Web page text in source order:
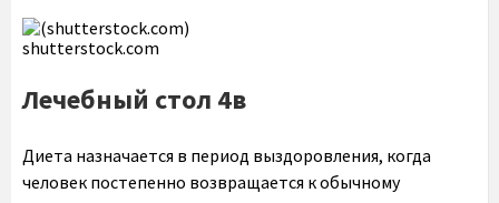
shutterstock.com
Лечебный стол 4в
Диета назначается в период выздоровления, когда
человек постепенно возвращается к обычному